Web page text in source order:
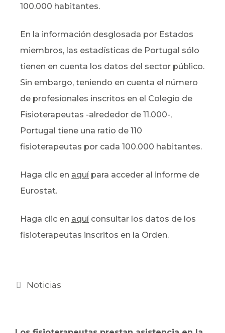
100.000 habitantes.
En la información desglosada por Estados
miembros, las estadísticas de Portugal sólo
tienen en cuenta los datos del sector público.
Sin embargo, teniendo en cuenta el número
de profesionales inscritos en el Colegio de
Fisioterapeutas -alrededor de 11.000-,
Portugal tiene una ratio de 110
fisioterapeutas por cada 100.000 habitantes.
Haga clic en aquípara acceder al informe de
Eurostat.
Haga clic en aquíconsultar los datos de los
fisioterapeutas inscritos en la Orden.
Noticias